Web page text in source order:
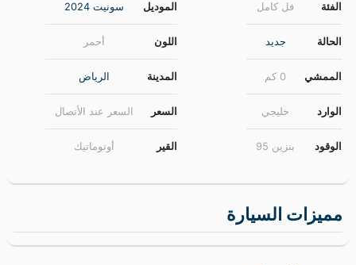
الفئة فل كامل
الحالة جديد
الممشي 0 كم
الوارد خليجي
الوقود بنزين 95
الموديل سونيت 2024
اللون أحمر
المدينة الرياض
السعر السعر عند الأتصال
القير أوتوماتيك
مميزات السيارة